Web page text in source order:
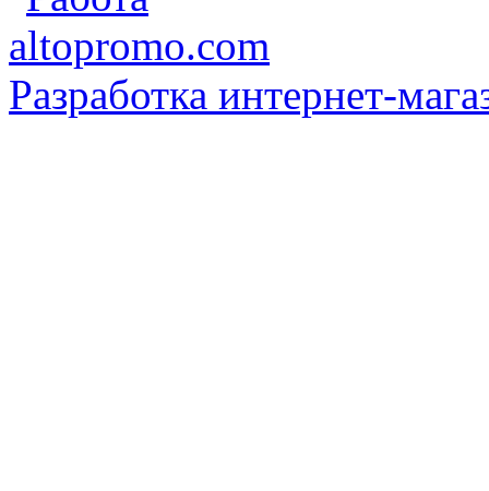
Разработка интернет-